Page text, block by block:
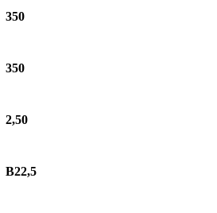
350
350
2,50
B22,5